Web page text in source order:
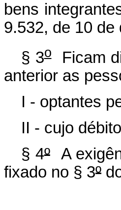
bens
9.532, de 10 de
§ 3oFicam
anterior as
I - optantes
II - cujo
§ 4ºA
fixado no § 3º